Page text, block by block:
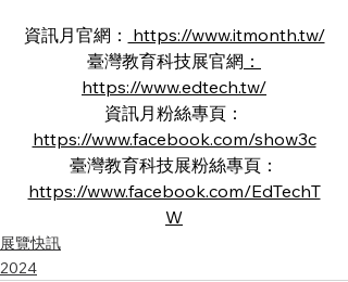
資訊月官網： https://www.itmonth.tw/
臺灣教育科技展官網 ：
https://www.edtech.tw/
資訊月粉絲專頁：
https://www.facebook.com/show3c
臺灣教育科技展粉絲專頁：
https://www.facebook.com/EdTechT
W
展覽快訊
2024